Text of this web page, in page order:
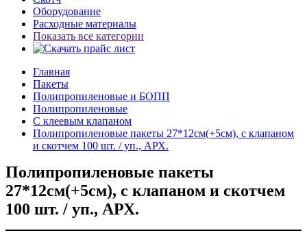
Оборудование
Расходные материалы
Показать все категории
Главная
Пакеты
Полипропиленовые и БОПП
Полипропиленовые
C клеевым клапаном
Полипропиленовые пакеты 27*12см(+5см), с клапаном
и скотчем 100 шт. / уп., АРХ.
Полипропиленовые пакеты
27*12см(+5см), с клапаном и скотчем
100 шт. / уп., АРХ.